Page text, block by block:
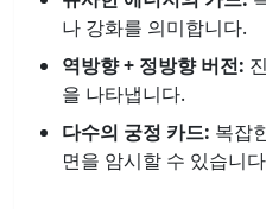
나 강화를 의미합니다.
역방향 + 정방향 버전:
을 나타냅니다.
다수의 궁정 카드: 복잡
면을 암시할 수 있습니